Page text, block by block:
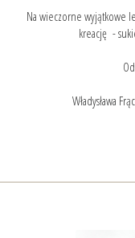
Na wieczorne wyjątkowe
kreację -
Władysława